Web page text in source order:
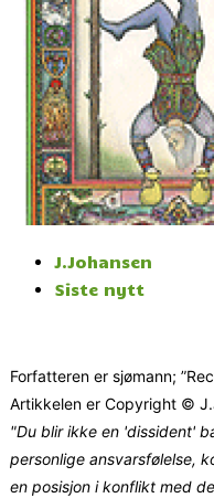
J.Johansen
Siste nytt
Forfatteren er sjømann;
Artikkelen er Copyright ©
"Du blir ikke en 'dissident'
personlige ansvarsfølelse,
en posisjon i konflikt med